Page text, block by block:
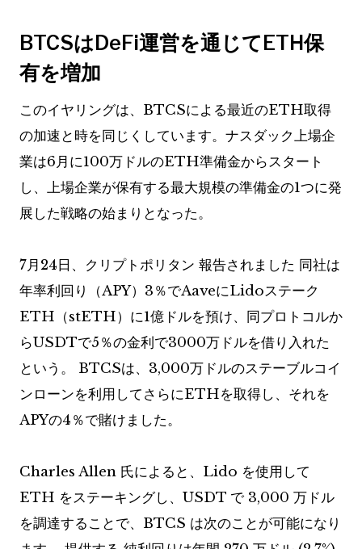
BTCSはDeFi運営を通じてETH保
有を増加
このイヤリングは、BTCSによる最近のETH取得
の加速と時を同じくしています。ナスダック上場企
業は6月に100万ドルのETH準備金からスタート
し、上場企業が保有する最大規模の準備金の1つに発
展した戦略の始まりとなった。
7月24日、クリプトポリタン 報告されました 同社は
年率利回り（APY）3％でAaveにLidoステーク
ETH（stETH）に1億ドルを預け、同プロトコルか
らUSDTで5％の金利で3000万ドルを借り入れた
という。 BTCSは、3,000万ドルのステーブルコイ
ンローンを利用してさらにETHを取得し、それを
APYの4％で賭けました。
Charles Allen 氏によると、Lido を使用して
ETH をステーキングし、USDT で 3,000 万ドル
を調達することで、BTCS は次のことが可能になり